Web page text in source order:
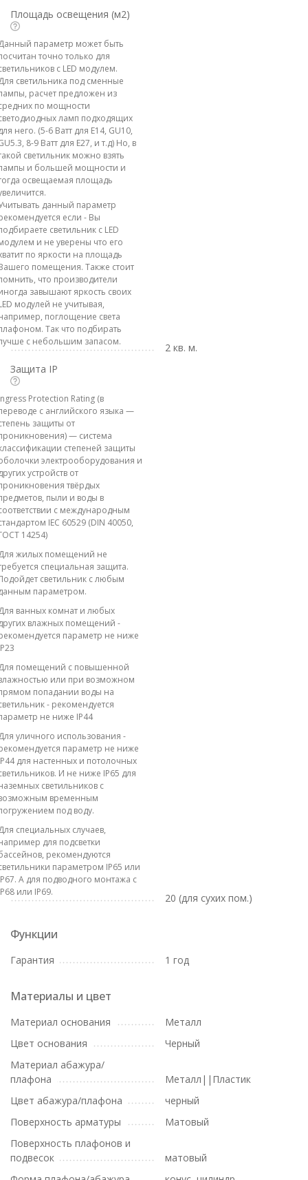
Площадь освещения (м2)
параметр может быть
точно только для
с LED модулем.
светильника под сменные
расчет предложен из
по мощности
ламп подходящих
него. (5-6 Ватт для E14, GU10,
8-9 Ватт для E27, и т.д) Но, в
светильник можно взять
и большей мощности и
освещаемая площадь
данный параметр
если - Вы
светильник с LED
и не уверены что его
по яркости на площадь
помещения. Также стоит
что производители
завышают яркость своих
модулей не учитывая,
поглощение света
Так что подбирать
с небольшим запасом.
2 кв. м.
Защита IP
Protection Rating (в
с английского языка —
защиты от
— система
степеней защиты
электрооборудования и
устройств от
твёрдых
пыли и воды в
с международным
IEC 60529 (DIN 40050,
14254)
жилых помещений не
специальная защита.
светильник с любым
параметром.
ванных комнат и любых
влажных помещений -
параметр не ниже
помещений с повышенной
или при возможном
попадании воды на
- рекомендуется
не ниже IP44
уличного использования -
параметр не ниже
для настенных и потолочных
И не ниже IP65 для
светильников с
временным
под воду.
специальных случаев,
для подсветки
рекомендуются
параметром IP65 или
А для подводного монтажа с
или IP69.
20 (для сухих пом.)
Функции
Гарантия 1 год
Материалы и цвет
Материал основания
Металл
Цвет основания
Черный
Материал абажура/
плафона
Металл||Пластик
Цвет абажура/плафона
черный
Поверхность арматуры
Матовый
Поверхность плафонов и
подвесок
матовый